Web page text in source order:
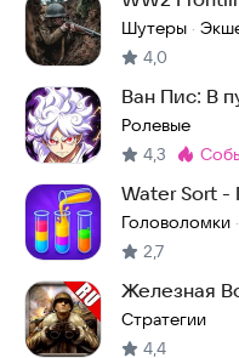
Стрелялка
Шутеры ·
4,0
Ван Пис: В
Ролевые
4,3
Метка:
Water Sort -
Головоломки ·
2,7
Железная
Стратегии
4,4